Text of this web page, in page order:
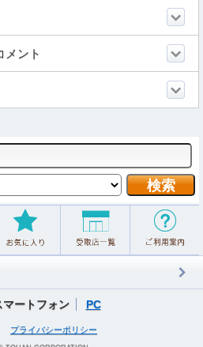
メント
マートフォン PC
プライバシーポリシー